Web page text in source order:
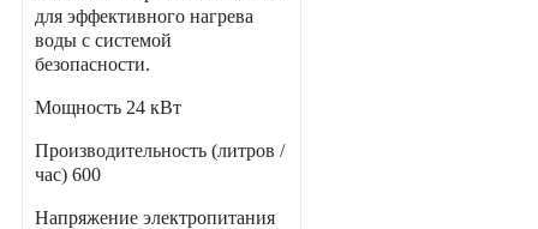
для эффективного нагрева
воды с системой
безопасности.
Мощность 24 кВт
Производительность (литров /
час) 600
Напряжение электропитания